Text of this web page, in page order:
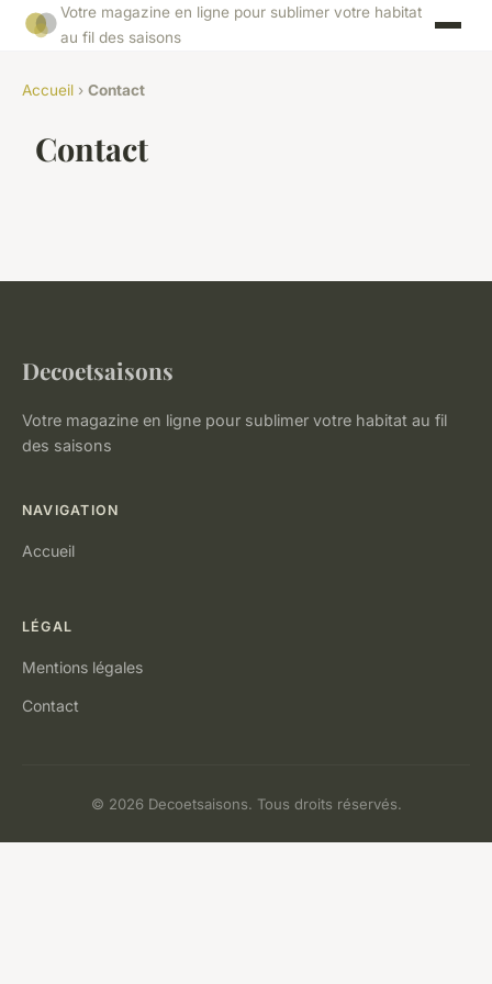
Votre magazine en ligne pour sublimer votre habitat
au fil des saisons
Accueil › Contact
Contact
Decoetsaisons
Votre magazine en ligne pour sublimer votre habitat au fil
des saisons
NAVIGATION
Accueil
LÉGAL
Mentions légales
Contact
© 2026 Decoetsaisons. Tous droits réservés.